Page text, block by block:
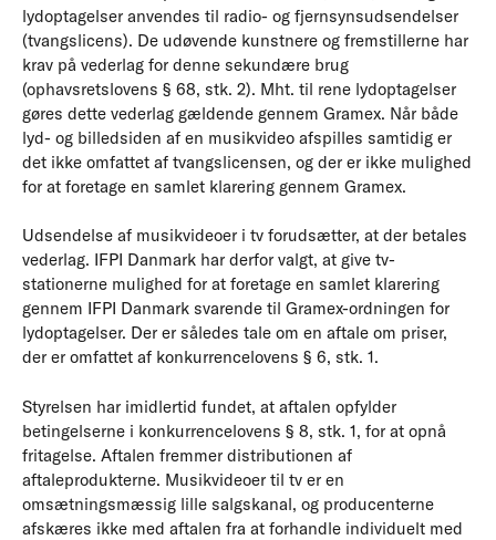
lydoptagelser anvendes til radio- og fjernsynsudsendelser
(tvangslicens). De udøvende kunstnere og fremstillerne har
krav på vederlag for denne sekundære brug
(ophavsretslovens § 68, stk. 2). Mht. til rene lydoptagelser
gøres dette vederlag gældende gennem Gramex. Når både
lyd- og billedsiden af en musikvideo afspilles samtidig er
det ikke omfattet af tvangslicensen, og der er ikke mulighed
for at foretage en samlet klarering gennem Gramex.
Udsendelse af musikvideoer i tv forudsætter, at der betales
vederlag. IFPI Danmark har derfor valgt, at give tv-
stationerne mulighed for at foretage en samlet klarering
gennem IFPI Danmark svarende til Gramex-ordningen for
lydoptagelser. Der er således tale om en aftale om priser,
der er omfattet af konkurrencelovens § 6, stk. 1.
Styrelsen har imidlertid fundet, at aftalen opfylder
betingelserne i konkurrencelovens § 8, stk. 1, for at opnå
fritagelse. Aftalen fremmer distributionen af
aftaleprodukterne. Musikvideoer til tv er en
omsætningsmæssig lille salgskanal, og producenterne
afskæres ikke med aftalen fra at forhandle individuelt med